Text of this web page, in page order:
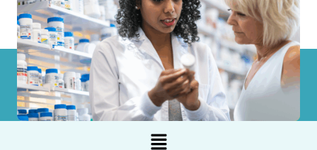
Menu